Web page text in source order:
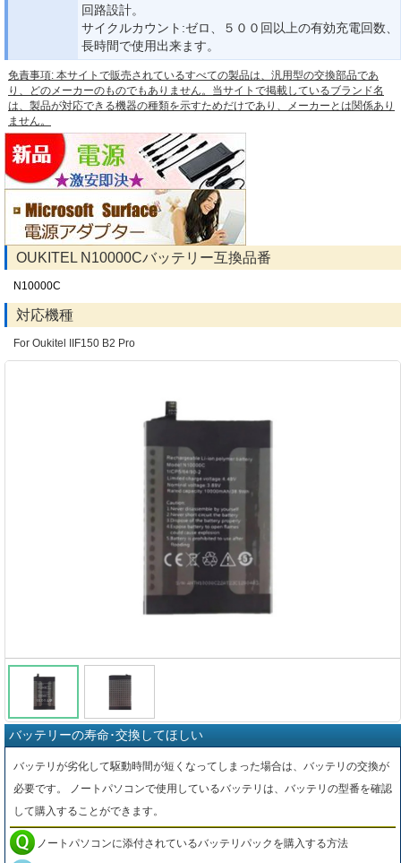
回路設計。
サイクルカウント:ゼロ、５００回以上の有効充電回数、
長時間で使用出来ます。
免責事項: 本サイトで販売されているすべての製品は、汎用型の交換部品であ
り、どのメーカーのものでもありません。当サイトで掲載しているブランド名
は、製品が対応できる機器の種類を示すためだけであり、メーカーとは関係あり
ません。
OUKITEL N10000Cバッテリー互換品番
N10000C
対応機種
For Oukitel IIF150 B2 Pro
バッテリーの寿命･交換してほしい
バッテリが劣化して駆動時間が短くなってしまった場合は、バッテリの交換が
必要です。 ノートパソコンで使用しているバッテリは、バッテリの型番を確認
して購入することができます。
ノートパソコンに添付されているバッテリパックを購入する方法